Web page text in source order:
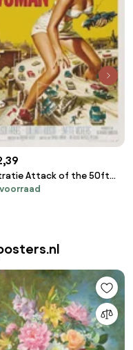
Attack of the 50ft